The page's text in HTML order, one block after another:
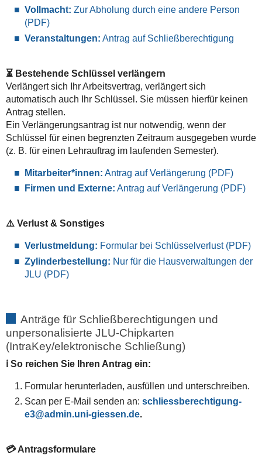
Vollmacht: Zur Abholung durch eine andere Person
(PDF)
Veranstaltungen: Antrag auf Schließberechtigung
⏳ Bestehende Schlüssel verlängern
Verlängert sich Ihr Arbeitsvertrag, verlängert sich
automatisch auch Ihr Schlüssel. Sie müssen hierfür keinen
Antrag stellen.
Ein Verlängerungsantrag ist nur notwendig, wenn der
Schlüssel für einen begrenzten Zeitraum ausgegeben wurde
(z. B. für einen Lehrauftrag im laufenden Semester).
Mitarbeiter*innen: Antrag auf Verlängerung (PDF)
Firmen und Externe: Antrag auf Verlängerung (PDF)
⚠️ Verlust & Sonstiges
Verlustmeldung: Formular bei Schlüsselverlust (PDF)
Zylinderbestellung: Nur für die Hausverwaltungen der
JLU (PDF)
Anträge für Schließberechtigungen und
unpersonalisierte JLU-Chipkarten
(IntraKey/elektronische Schließung)
ℹ️ So reichen Sie Ihren Antrag ein:
Formular herunterladen, ausfüllen und unterschreiben.
Scan per E-Mail senden an: schliessberechtigung-
e3
.
💳 Antragsformulare